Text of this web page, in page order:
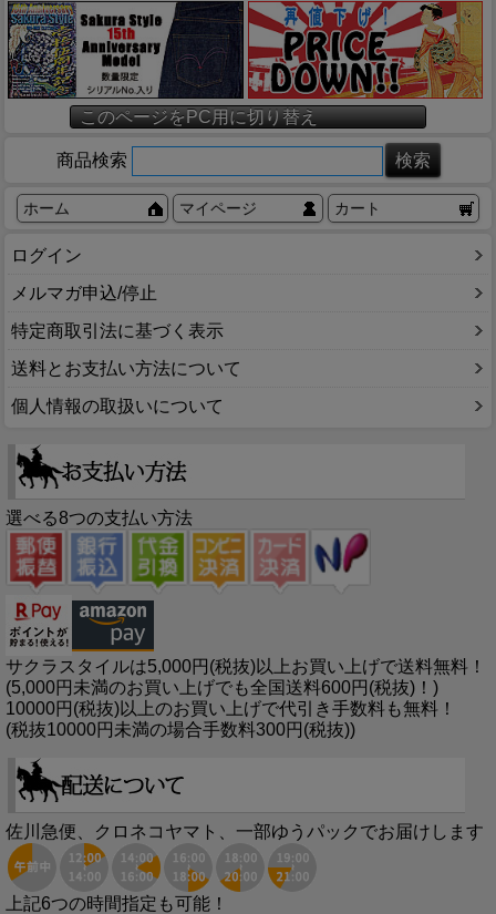
このページをPC用に切り替え
商品検索
ホーム マイページ カート
ログイン
メルマガ申込/停止
特定商取引法に基づく表示
送料とお支払い方法について
個人情報の取扱いについて
選べる8つの支払い方法
サクラスタイルは5,000円(税抜)以上お買い上げで送料無料！
(5,000円未満のお買い上げでも全国送料600円(税抜)！)
10000円(税抜)以上のお買い上げで代引き手数料も無料！
(税抜10000円未満の場合手数料300円(税抜))
佐川急便、クロネコヤマト、一部ゆうパックでお届けします
上記6つの時間指定も可能！